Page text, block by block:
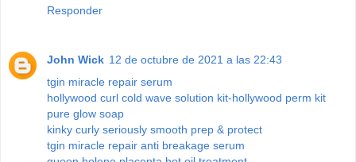
Responder
John Wick 12 de octubre de 2021 a las 22:43
tgin miracle repair serum
hollywood curl cold wave solution kit-hollywood perm kit
pure glow soap
kinky curly seriously smooth prep & protect
tgin miracle repair anti breakage serum